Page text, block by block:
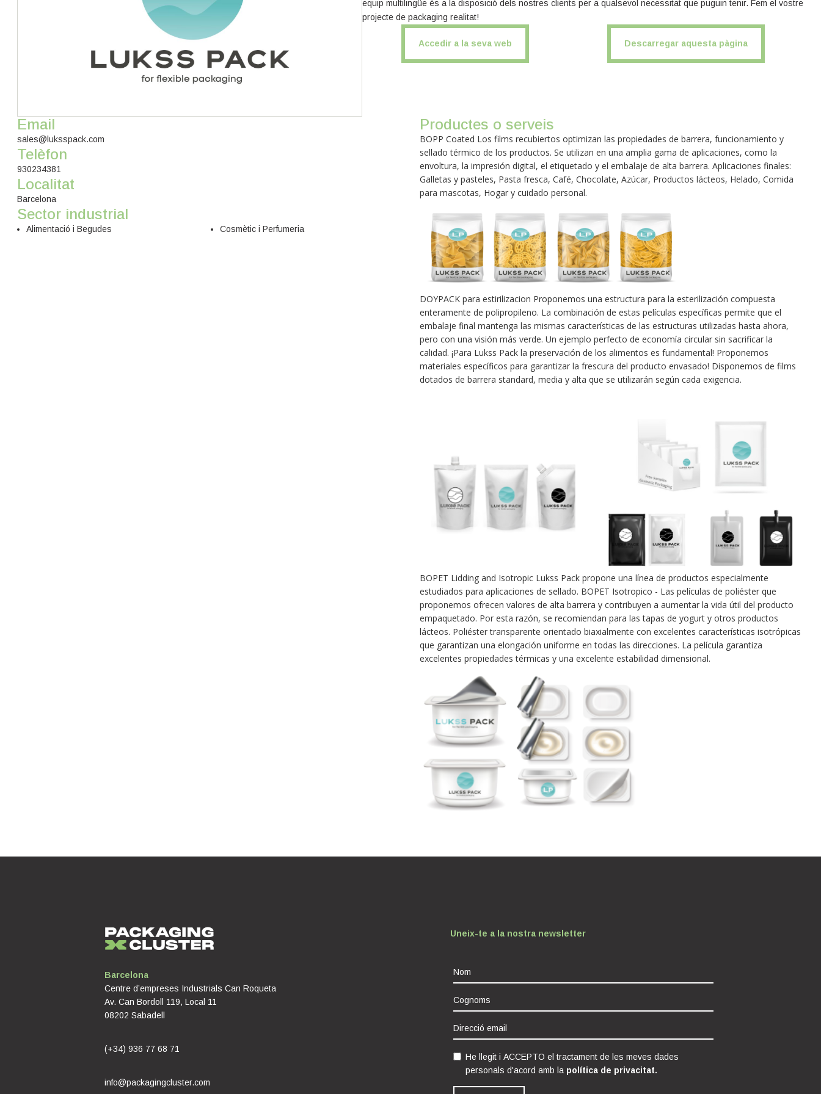
equip multilingüe és a la disposició dels nostres clients per a qualsevol necessitat que puguin tenir. Fem el vostre
projecte de packaging realitat!
Accedir a la seva web Descarregar aquesta pàgina
Email
sales@luksspack.com
Telèfon
930234381
Localitat
Barcelona
Sector industrial
Alimentació i Begudes Cosmètic i Perfumeria
Productes o serveis
BOPP Coated Los films recubiertos optimizan las propiedades de barrera, funcionamiento y
sellado térmico de los productos. Se utilizan en una amplia gama de aplicaciones, como la
envoltura, la impresión digital, el etiquetado y el embalaje de alta barrera. Aplicaciones finales:
Galletas y pasteles, Pasta fresca, Café, Chocolate, Azúcar, Productos lácteos, Helado, Comida
para mascotas, Hogar y cuidado personal.
DOYPACK para estirilizacion Proponemos una estructura para la esterilización compuesta
enteramente de polipropileno. La combinación de estas películas específicas permite que el
embalaje final mantenga las mismas características de las estructuras utilizadas hasta ahora,
pero con una visión más verde. Un ejemplo perfecto de economía circular sin sacrificar la
calidad. ¡Para Lukss Pack la preservación de los alimentos es fundamental! Proponemos
materiales específicos para garantizar la frescura del producto envasado! Disponemos de films
dotados de barrera standard, media y alta que se utilizarán según cada exigencia.
BOPET Lidding and Isotropic Lukss Pack propone una línea de productos especialmente
estudiados para aplicaciones de sellado. BOPET Isotropico - Las películas de poliéster que
proponemos ofrecen valores de alta barrera y contribuyen a aumentar la vida útil del producto
empaquetado. Por esta razón, se recomiendan para las tapas de yogurt y otros productos
lácteos. Poliéster transparente orientado biaxialmente con excelentes características isotrópicas
que garantizan una elongación uniforme en todas las direcciones. La película garantiza
excelentes propiedades térmicas y una excelente estabilidad dimensional.
Barcelona
Centre d’empreses Industrials Can Roqueta
Av. Can Bordoll 119, Local 11
08202 Sabadell
(+34) 936 77 68 71
info@packagingcluster.com
Uneix-te a la nostra newsletter
He llegit i ACCEPTO el tractament de les meves dades
personals d'acord amb la política de privacitat.